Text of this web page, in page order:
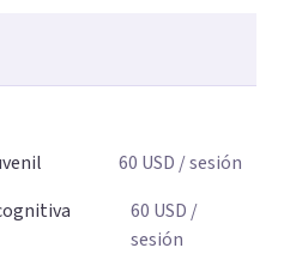
y fortaleciendo la
y
con la ansiedad, la
escolares, así como a
control. Si estás listo
una convivencia familiar
y empecemos a
60 USD / sesión
60 USD /
sesión